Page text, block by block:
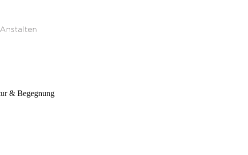
& Begegnung